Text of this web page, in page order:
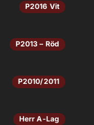
P2016 Vit
P2013 – Röd
P2010/2011
Herr A-Lag